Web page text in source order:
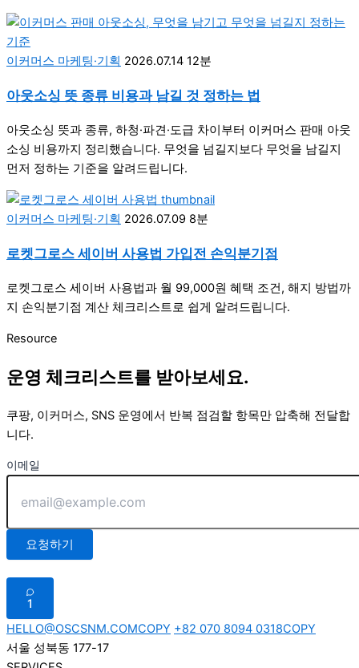
이커머스 마케팅·기획 2026.07.14 12분
아웃소싱 뜻 종류 비용과 남길 것 정하는 법
아웃소싱 뜻과 종류, 하청·파견·도급 차이부터 이커머스 판매 아웃
소싱 비용까지 정리했습니다. 무엇을 넘길지보다 무엇을 남길지
먼저 정하는 기준을 알려드립니다.
이커머스 마케팅·기획 2026.07.09 8분
로켓그로스 세이버 사용법 가입전 손익분기점
로켓그로스 세이버 사용법과 월 99,000원 혜택 조건, 해지 방법까
지 손익분기점 계산 체크리스트로 쉽게 알려드립니다.
Resource
운영 체크리스트를 받아보세요.
쿠팡, 이커머스, SNS 운영에서 반복 점검할 항목만 압축해 전달합
니다.
이메일
요청하기
1
HELLO@OSCSNM.COMCOPY +82 070 8094 0318COPY
서울 성북동 177-17